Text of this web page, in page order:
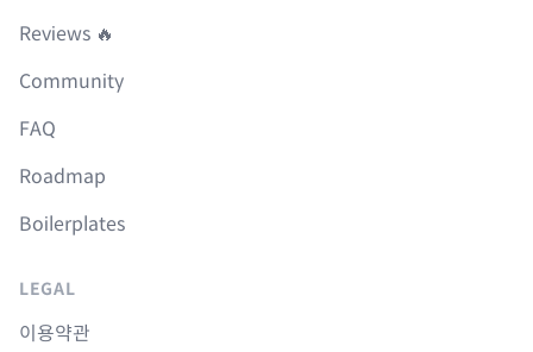
Reviews 🔥
Community
FAQ
Roadmap
Boilerplates
LEGAL
이용약관